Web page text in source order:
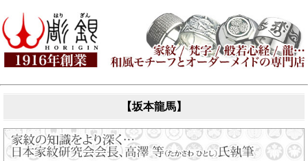
【坂本龍馬】